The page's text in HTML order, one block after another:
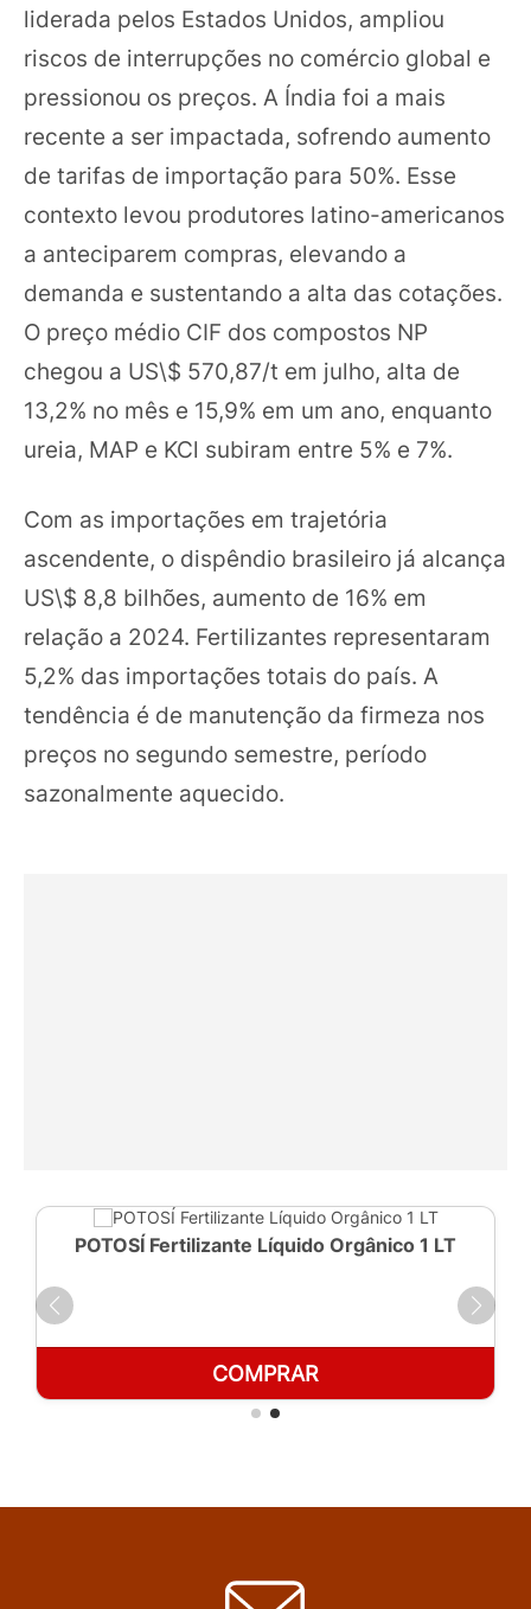
liderada pelos Estados Unidos, ampliou
riscos de interrupções no comércio global e
pressionou os preços. A Índia foi a mais
recente a ser impactada, sofrendo aumento
de tarifas de importação para 50%. Esse
contexto levou produtores latino-americanos
a anteciparem compras, elevando a
demanda e sustentando a alta das cotações.
O preço médio CIF dos compostos NP
chegou a US\$ 570,87/t em julho, alta de
13,2% no mês e 15,9% em um ano, enquanto
ureia, MAP e KCl subiram entre 5% e 7%.
Com as importações em trajetória
ascendente, o dispêndio brasileiro já alcança
US\$ 8,8 bilhões, aumento de 16% em
relação a 2024. Fertilizantes representaram
5,2% das importações totais do país. A
tendência é de manutenção da firmeza nos
preços no segundo semestre, período
sazonalmente aquecido.
POTOSÍ Fertilizante Líquido Orgânico 1 LT
COMPRAR